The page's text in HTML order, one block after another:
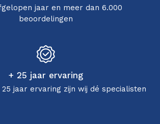
jaar en meer dan 6.000
beoordelingen
+ 25 jaar ervaring
jaar ervaring zijn wij dé specialisten